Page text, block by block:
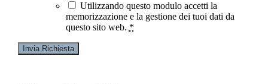
Utilizzando questo modulo accetti la
memorizzazione e la gestione dei tuoi dati da
questo sito web. *